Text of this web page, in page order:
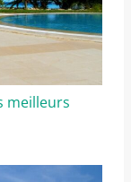
meilleurs